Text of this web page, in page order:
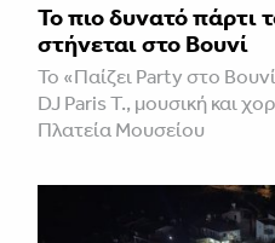
Το πιο δυνατό πάρτι
στήνεται στο Βουνί
Το «Παίζει Party στο
DJ Paris T., μουσική και
Πλατεία Μουσείου